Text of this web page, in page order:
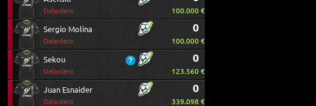
Delantero 100.000 €
Sergio Molina
Delantero
0
100.000 €
Sekou
Delantero
0
123.560 €
Juan Esnaider
Delantero
0
339.098 €